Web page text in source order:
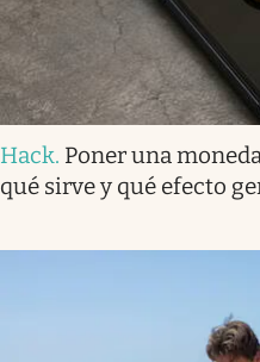
Hack. Poner una
qué sirve y qué efecto